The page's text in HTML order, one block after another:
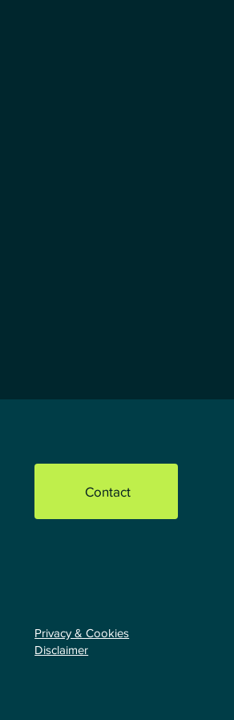
Contact
Privacy & Cookies
Disclaimer